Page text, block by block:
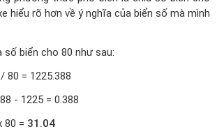
hiểu rõ hơn về ý nghĩa của biển số mà mình
biển cho 80 như sau:
80 = 1225.388
- 1225 = 0.388
80 = 31.04